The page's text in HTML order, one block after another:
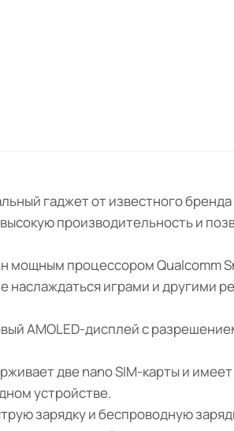
гаджет от известного
производительность и
процессором Qualcomm
играми и другими
AMOLED-дисплей с
две nano SIM-карты и
устройстве.
зарядку и беспроводную